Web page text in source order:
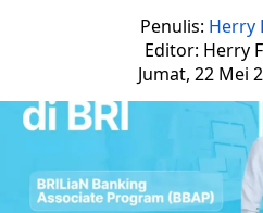
Penulis: Herry
Editor: Herry
Jumat, 22 Mei